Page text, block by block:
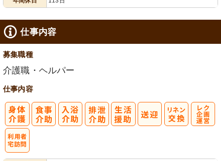
仕事内容
募集職種
介護職・ヘルパー
仕事内容